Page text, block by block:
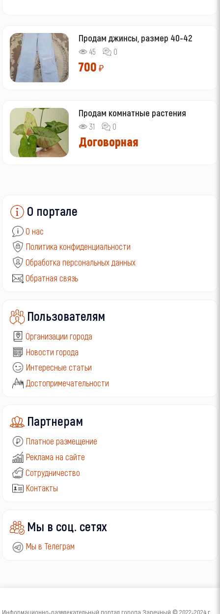
Продам джинсы, размер 40-42
45 0
700 ₽
Продам комнатные растения
31 0
Договорная
О портале
О нас
Политика конфиденциальности
Обработка персональных данных
Обратная связь
Пользователям
Организации города
Новости города
Интересные статьи
Достопримечательности
Партнерам
Платное размещение
Реклама на сайте
Сотрудничество
Контакты
Мы в соц. сетях
Мы в Телеграм
Информационно-развлекательный портал города Заречный © 2022-2024 г.